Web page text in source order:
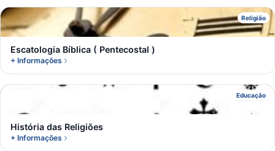
Religião
E
Escatologia Bíblica ( Pentecostal )
+ Informações
Educação
História das Religiões
+ Informações